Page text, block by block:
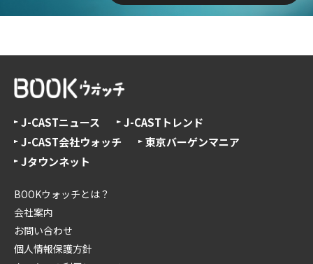
J-CASTニュース
J-CASTトレンド
J-CAST会社ウォッチ
東京バーゲンマニア
Jタウンネット
BOOKウォッチとは？
会社案内
お問い合わせ
個人情報保護方針